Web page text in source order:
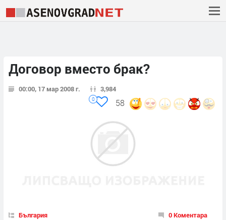
Договор вместо брак?
00:00, 17 мар 2008 г. 3,984
58
0
България 0 Коментара